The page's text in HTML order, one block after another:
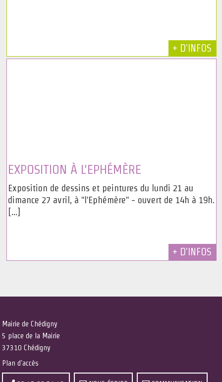
+ D'INFOS
EXPOSITION À L'EPHÉMÈRE
Exposition de dessins et peintures du lundi 21 au
dimance 27 avril, à "l'Ephémère" - ouvert de 14h à 19h.
[...]
+ D'INFOS
Mairie de Chédigny
5 place de la Mairie
37310 Chédigny
Plan d'accès